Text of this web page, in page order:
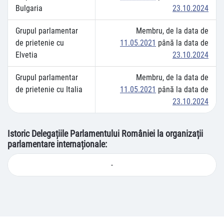
Bulgaria
23.10.2024
Grupul parlamentar
de prietenie cu
Elvetia
Membru, de la data de
11.05.2021 până la data de
23.10.2024
Grupul parlamentar
de prietenie cu Italia
Membru, de la data de
11.05.2021 până la data de
23.10.2024
Istoric Delegațiile Parlamentului României la organizații
parlamentare internaționale:
-